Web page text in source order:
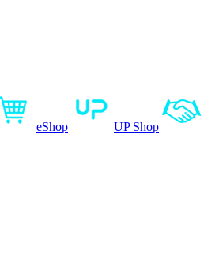
eShop UP Shop